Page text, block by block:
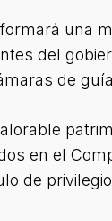
una
del
de
en el
de